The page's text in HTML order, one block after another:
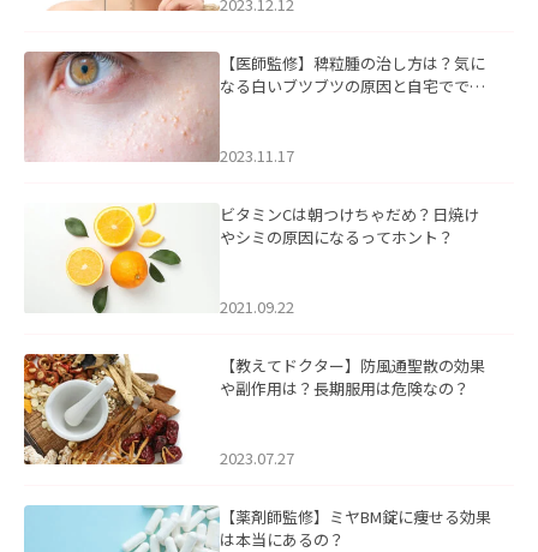
【医師監修】稗粒腫の治し方は？気に
なる白いブツブツの原因と自宅ででき
2023.11.17
ビタミンCは朝つけちゃだめ？日焼け
やシミの原因になるってホント？
2021.09.22
【教えてドクター】防風通聖散の効果
や副作用は？長期服用は危険なの？
2023.07.27
【薬剤師監修】ミヤBM錠に痩せる効果
は本当にあるの？